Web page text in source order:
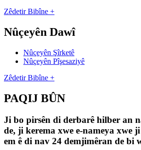
Zêdetir Bibîne +
Nûçeyên Dawî
Nûçeyên Şîrketê
Nûçeyên Pîşesaziyê
Zêdetir Bibîne +
PAQIJ BÛN
Ji bo pirsên di derbarê hilber an
de, ji kerema xwe e-nameya xwe
em ê di nav 24 demjimêran de bi